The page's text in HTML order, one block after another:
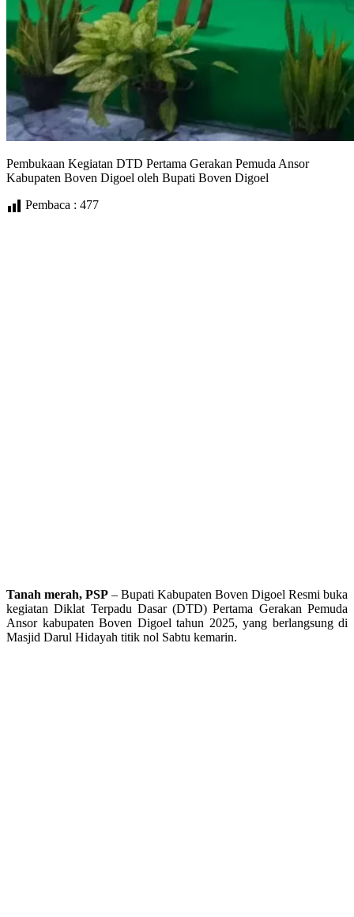
Pembukaan Kegiatan DTD Pertama Gerakan Pemuda Ansor
Kabupaten Boven Digoel oleh Bupati Boven Digoel
Pembaca : 477
Tanah merah, PSP – Bupati Kabupaten Boven Digoel Resmi buka
kegiatan Diklat Terpadu Dasar (DTD) Pertama Gerakan Pemuda
Ansor kabupaten Boven Digoel tahun 2025, yang berlangsung di
Masjid Darul Hidayah titik nol Sabtu kemarin.